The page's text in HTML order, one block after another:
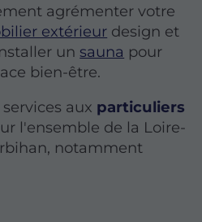
agrémenter votre
extérieur design et
unsauna pour
bien-être.
aux particuliers
l'ensemble de la Loire-
notamment